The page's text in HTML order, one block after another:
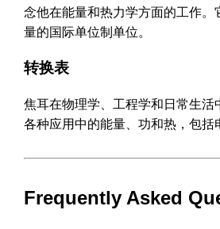
念他在能量和热力学方面的工作。
量的国际单位制单位。
转换表
焦耳在物理学、工程学和日常生活
各种应用中的能量、功和热，包括
Frequently Asked